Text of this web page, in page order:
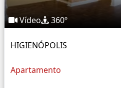
Vídeo 360º
HIGIENÓPOLIS
Apartamento